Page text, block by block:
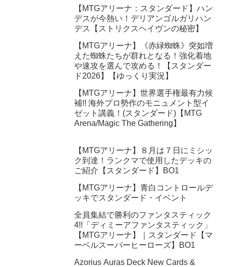
【MTGアリーナ：スタンダード】ハン
デスが今熱い！デリアンゴルガリハン
デス【ストリクスヘイヴンの秘密】
【MTGアリーナ】《赤緑蜘蛛》突如増
えた蜘蛛たちが群れとなる！強化着地
や速攻を選んで攻める！【スタンダー
ド2026】【ゆっくり実況】
【MTGアリーナ】世界選手権最有力候
補!! 海外プロ勢作のモニュメント型イ
ゼット講義！(スタンダード)【MTG
Arena/Magic The Gathering】
【MTGアリーナ】８月は７日にミシッ
ク到達！ランクマで使用したデッキの
ご紹介【スタンダード】BO1
【MTGアリーナ】青白コントロールデ
ッキでスタンダード・イベント
全員集結で勝利のファンタスティック
4!!「ディミーアファンタスティック」
【MTGアリーナ】｜スタンダード【マ
ーベルスーパーヒーローズ】BO1
Azorius Auras Deck New Cards &